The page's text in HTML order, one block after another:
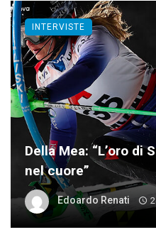
Della Mea: “L’oro di
nel cuore”
Edoardo Renati
INTERVISTE